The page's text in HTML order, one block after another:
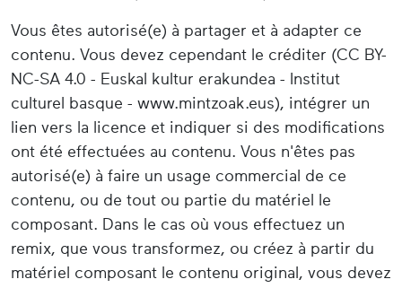
Vous êtes autorisé(e) à partager et à adapter ce
contenu. Vous devez cependant le créditer (CC BY-
NC-SA 4.0 - Euskal kultur erakundea - Institut
culturel basque - www.mintzoak.eus), intégrer un
lien vers la licence et indiquer si des modifications
ont été effectuées au contenu. Vous n'êtes pas
autorisé(e) à faire un usage commercial de ce
contenu, ou de tout ou partie du matériel le
composant. Dans le cas où vous effectuez un
remix, que vous transformez, ou créez à partir du
matériel composant le contenu original, vous devez